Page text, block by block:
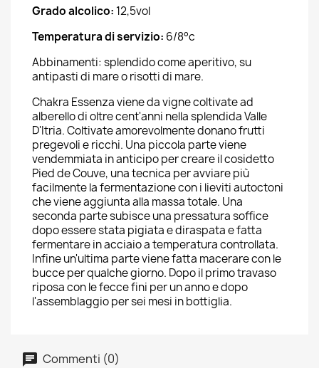
Grado alcolico: 12,5vol
Temperatura di servizio: 6/8°c
Abbinamenti: splendido come aperitivo, su
antipasti di mare o risotti di mare.
Chakra Essenza viene da vigne coltivate ad
alberello di oltre cent'anni nella splendida Valle
D'Itria. Coltivate amorevolmente donano frutti
pregevoli e ricchi. Una piccola parte viene
vendemmiata in anticipo per creare il cosidetto
Pied de Couve, una tecnica per avviare più
facilmente la fermentazione con i lieviti autoctoni
che viene aggiunta alla massa totale. Una
seconda parte subisce una pressatura soffice
dopo essere stata pigiata e diraspata e fatta
fermentare in acciaio a temperatura controllata.
Infine un'ultima parte viene fatta macerare con le
bucce per qualche giorno. Dopo il primo travaso
riposa con le fecce fini per un anno e dopo
l'assemblaggio per sei mesi in bottiglia.
Commenti (0)